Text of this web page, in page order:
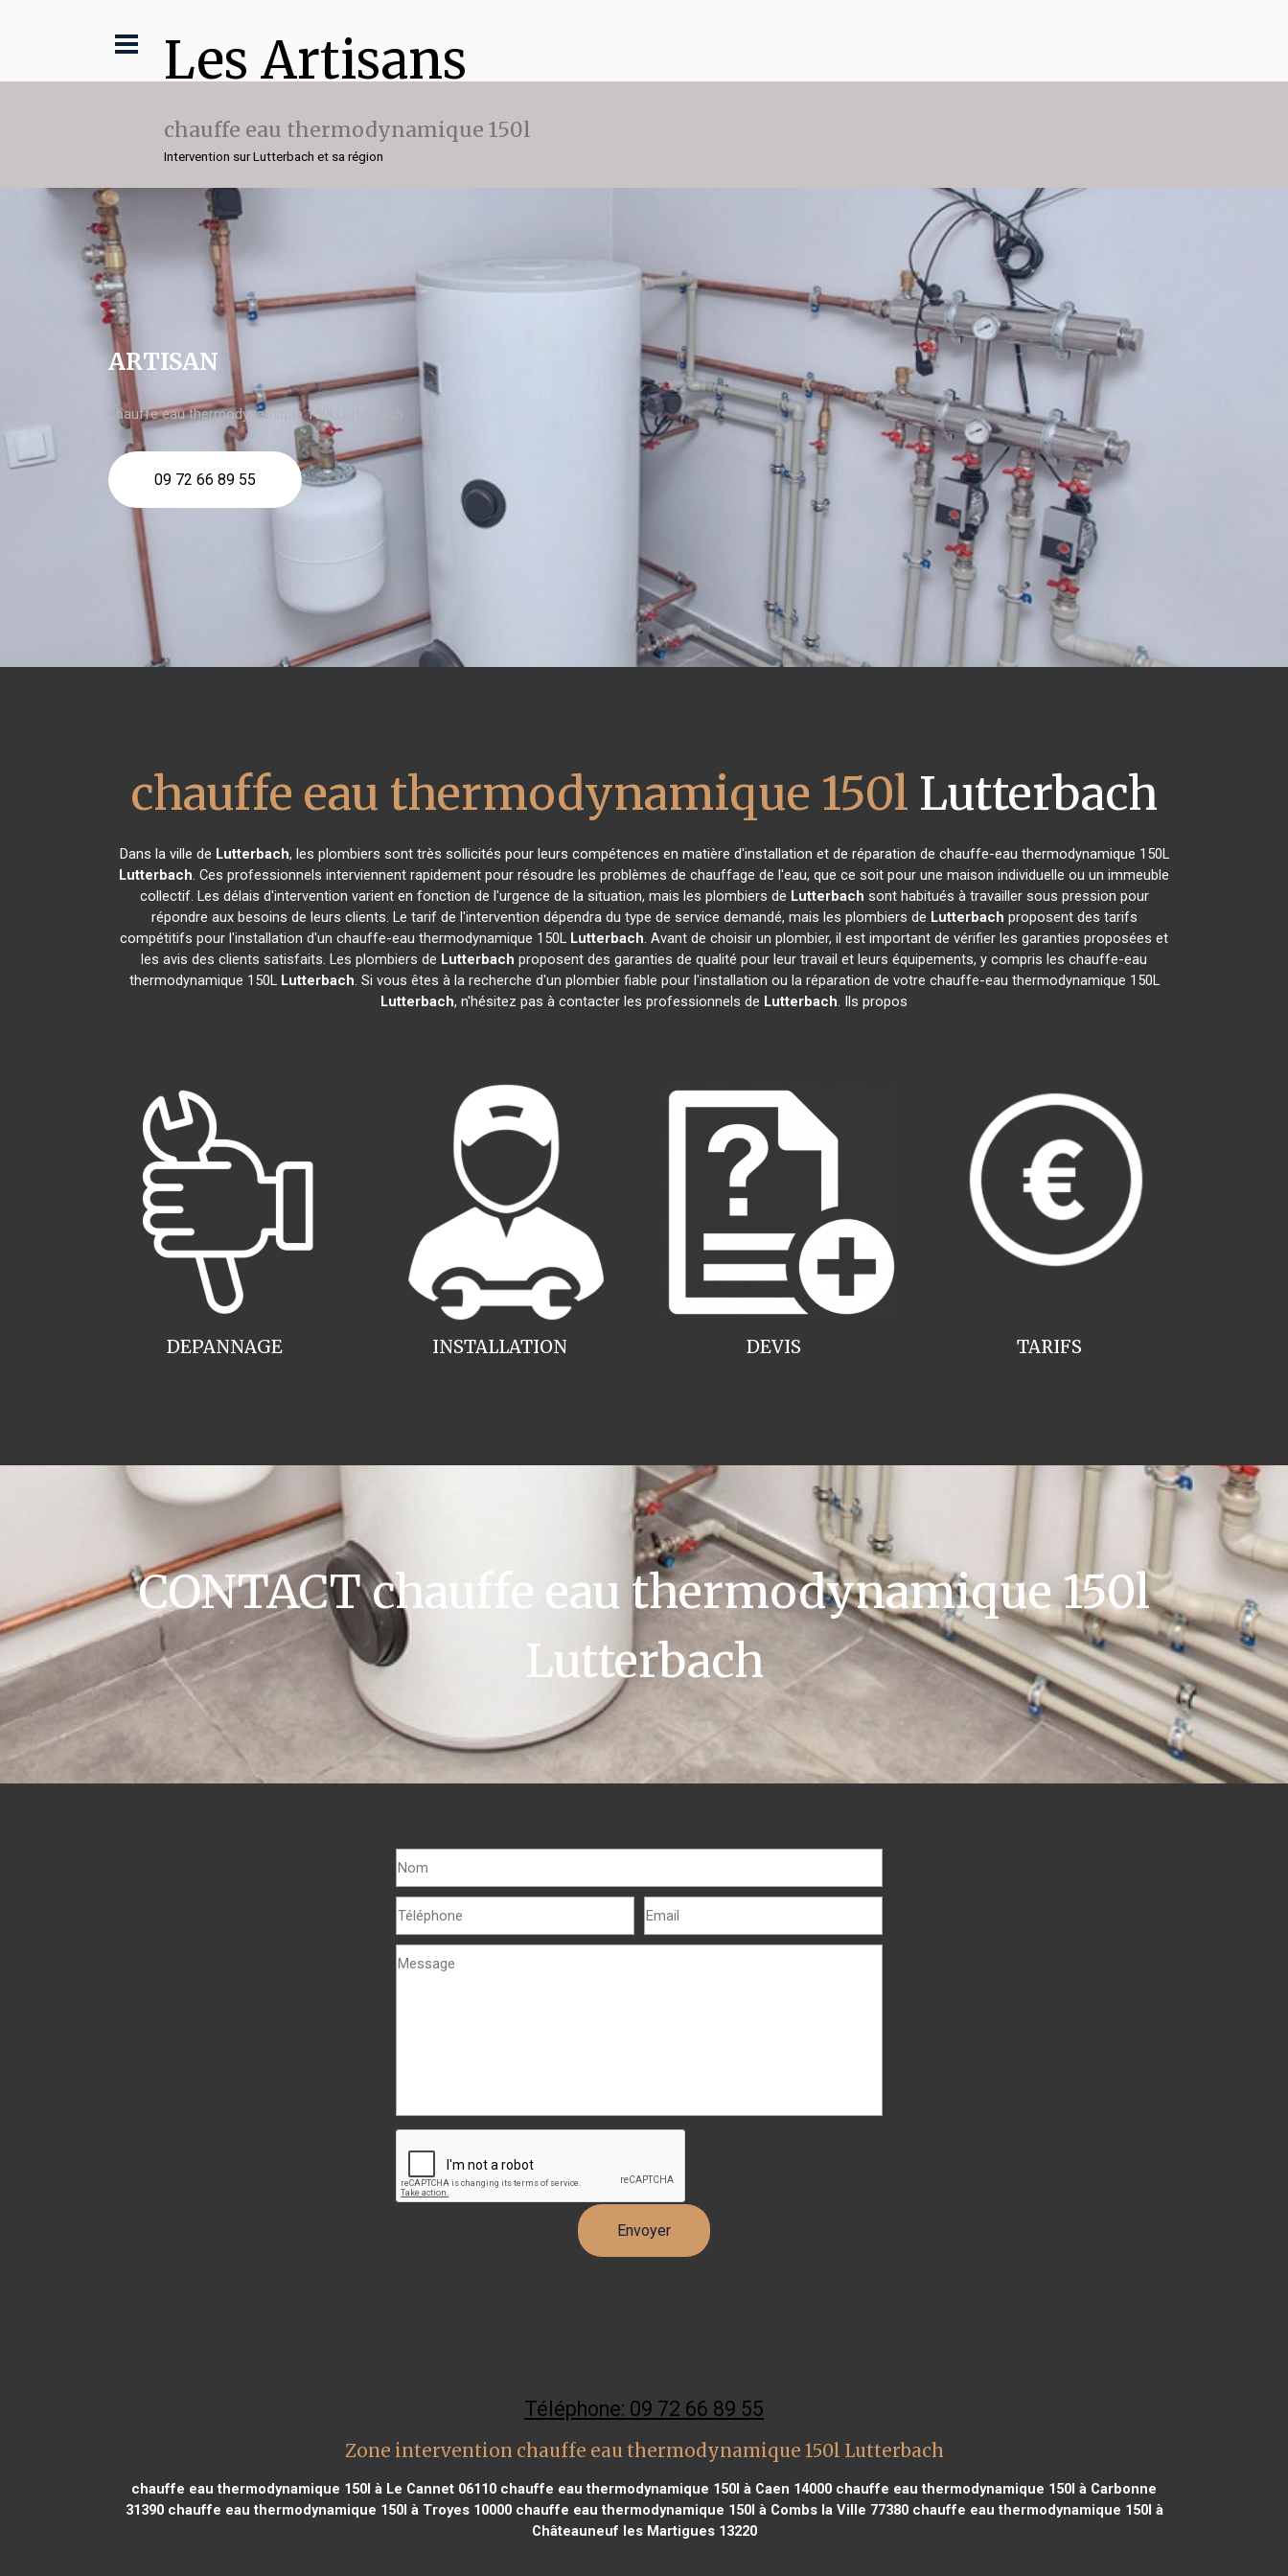
Les Artisans
chauffe eau thermodynamique 150l
Intervention sur Lutterbach et sa région
ARTISAN
chauffe eau thermodynamique 150l Lutterbach
09 72 66 89 55
chauffe eau thermodynamique 150l Lutterbach
Dans la ville de Lutterbach, les plombiers sont très sollicités pour leurs compétences en matière d'installation et de réparation de chauffe-eau thermodynamique 150L
Lutterbach. Ces professionnels interviennent rapidement pour résoudre les problèmes de chauffage de l'eau, que ce soit pour une maison individuelle ou un immeuble
collectif. Les délais d'intervention varient en fonction de l'urgence de la situation, mais les plombiers de Lutterbach sont habitués à travailler sous pression pour
répondre aux besoins de leurs clients. Le tarif de l'intervention dépendra du type de service demandé, mais les plombiers de Lutterbach proposent des tarifs
compétitifs pour l'installation d'un chauffe-eau thermodynamique 150L Lutterbach. Avant de choisir un plombier, il est important de vérifier les garanties proposées et
les avis des clients satisfaits. Les plombiers de Lutterbach proposent des garanties de qualité pour leur travail et leurs équipements, y compris les chauffe-eau
thermodynamique 150L Lutterbach. Si vous êtes à la recherche d'un plombier fiable pour l'installation ou la réparation de votre chauffe-eau thermodynamique 150L
Lutterbach, n'hésitez pas à contacter les professionnels de Lutterbach. Ils propos
INSTALLATION
DEPANNAGE TARIFS
DEVIS
CONTACT chauffe eau thermodynamique 150l
Lutterbach
Téléphone: 09 72 66 89 55
Zone intervention chauffe eau thermodynamique 150l Lutterbach
chauffe eau thermodynamique 150l à Le Cannet 06110 chauffe eau thermodynamique 150l à Caen 14000 chauffe eau thermodynamique 150l à Carbonne
31390chauffe eau thermodynamique 150l à Troyes 10000chauffe eau thermodynamique 150l à Combs la Ville 77380chauffe eau thermodynamique 150l à
Châteauneuf les Martigues 13220